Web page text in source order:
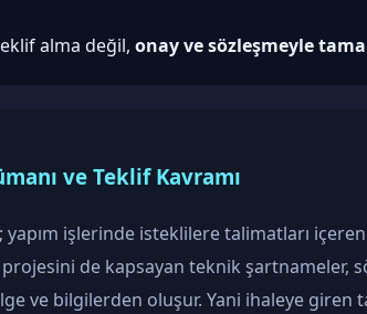
alma değil, onay ve sözleşmeyle
ve Teklif Kavramı
yapım işlerinde isteklilere talimatları
projesini de kapsayan teknik şartnameler,
ve bilgilerden oluşur. Yani ihaleye giren